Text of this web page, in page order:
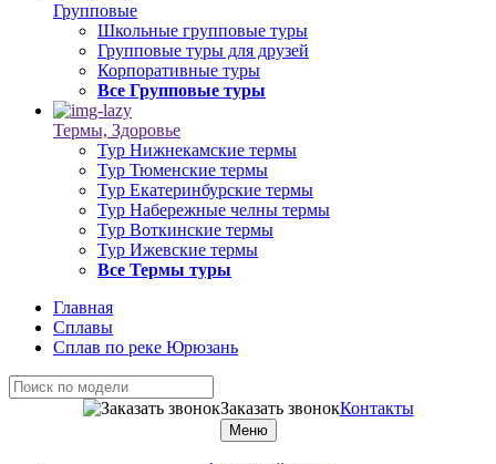
Групповые
Школьные групповые туры
Групповые туры для друзей
Корпоративные туры
Все Групповые туры
Термы, Здоровье
Тур Нижнекамские термы
Тур Тюменские термы
Тур Екатеринбурские термы
Тур Набережные челны термы
Тур Воткинские термы
Тур Ижевские термы
Все Термы туры
Главная
Сплавы
Сплав по реке Юрюзань
Заказать звонокКонтакты
Меню